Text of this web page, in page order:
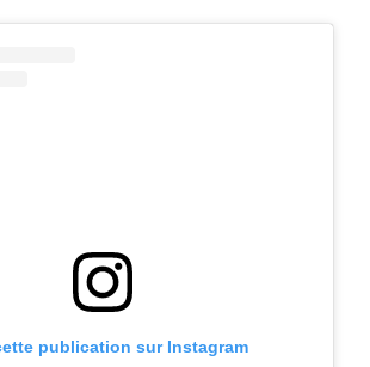
publication sur Instagram